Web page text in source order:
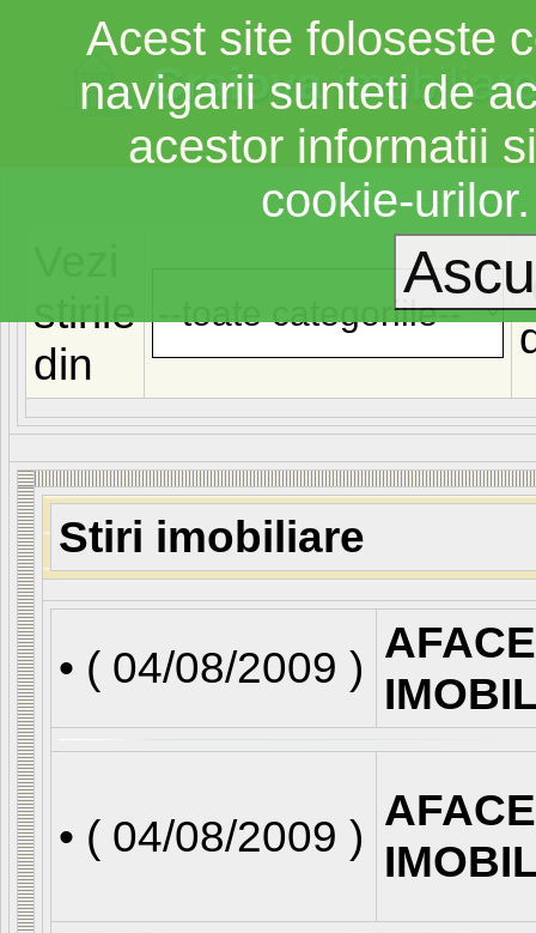
Craiova
stirile
din
Stiri imobiliare
• ( 04/08/2009 )
• ( 04/08/2009 )
Acest site foloseste
navigarii sunteti de
acestor informatii
cookie-